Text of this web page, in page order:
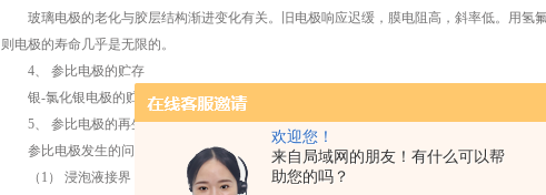
欢迎您！
来自局域网的朋友！有什么可以帮
助您的吗？
玻璃电极的老化与胶层结构渐进变化有关。旧电极响应迟缓，膜电阻高，斜率低。用氢
则电极的寿命几乎是无限的。
4、 参比电极的贮存
银-氯化银电极的贮存液是饱和氯化钾溶液,高浓度氯化钾溶液可以防止氯化银在液接界处
5、 参比电极的再生
参比电极发生的问题绝大多数是由液接界堵塞引起的，可用下列方法解决：
（1） 浸泡液接界：用10%饱和氯化钾溶液和90%蒸馏水的混合液，加热至60～70℃，将